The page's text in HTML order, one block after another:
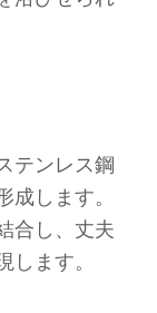
テンレス鋼
します。
合し、丈夫
ます。